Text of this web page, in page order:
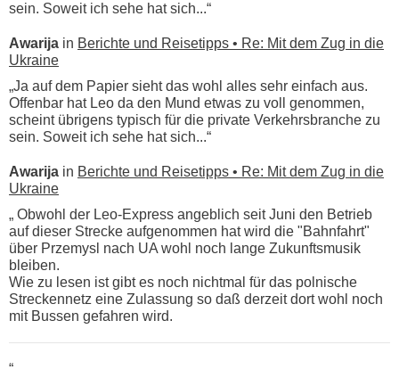
sein. Soweit ich sehe hat sich...“
Awarija in Berichte und Reisetipps • Re: Mit dem Zug in die
Ukraine
„Ja auf dem Papier sieht das wohl alles sehr einfach aus.
Offenbar hat Leo da den Mund etwas zu voll genommen,
scheint übrigens typisch für die private Verkehrsbranche zu
sein. Soweit ich sehe hat sich...“
Awarija in Berichte und Reisetipps • Re: Mit dem Zug in die
Ukraine
„ Obwohl der Leo-Express angeblich seit Juni den Betrieb
auf dieser Strecke aufgenommen hat wird die "Bahnfahrt"
über Przemysl nach UA wohl noch lange Zukunftsmusik
bleiben.
Wie zu lesen ist gibt es noch nichtmal für das polnische
Streckennetz eine Zulassung so daß derzeit dort wohl noch
mit Bussen gefahren wird.
“